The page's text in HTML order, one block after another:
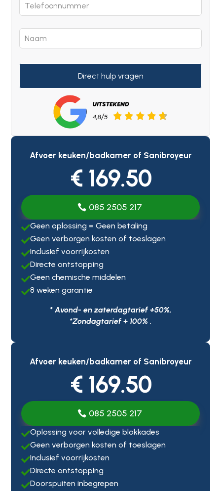
Direct hulp vragen
Afvoer keuken/badkamer of Sanibroyeur
€ 169.50
085 2505 217
Geen oplossing = Geen betaling
Geen verborgen kosten of toeslagen
Inclusief voorrijkosten
Directe ontstopping
Geen chemische middelen
8 weken garantie
* Avond- en zaterdagtarief +50%,
*Zondagtarief + 100% .
Afvoer keuken/badkamer of Sanibroyeur
€ 169.50
085 2505 217
Oplossing voor volledige blokkades
Geen verborgen kosten of toeslagen
Inclusief voorrijkosten
Directe ontstopping
Doorspuiten inbegrepen